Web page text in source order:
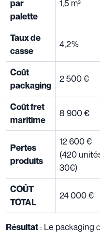
par
palette
1,5 m³
Taux de
casse
4,2%
Coût
packaging
2 500 €
Coût fret
maritime
8 900 €
Pertes
produits
12 600 €
(420
30€)
COÛT
TOTAL
24 000 €
Résultat : Le packaging